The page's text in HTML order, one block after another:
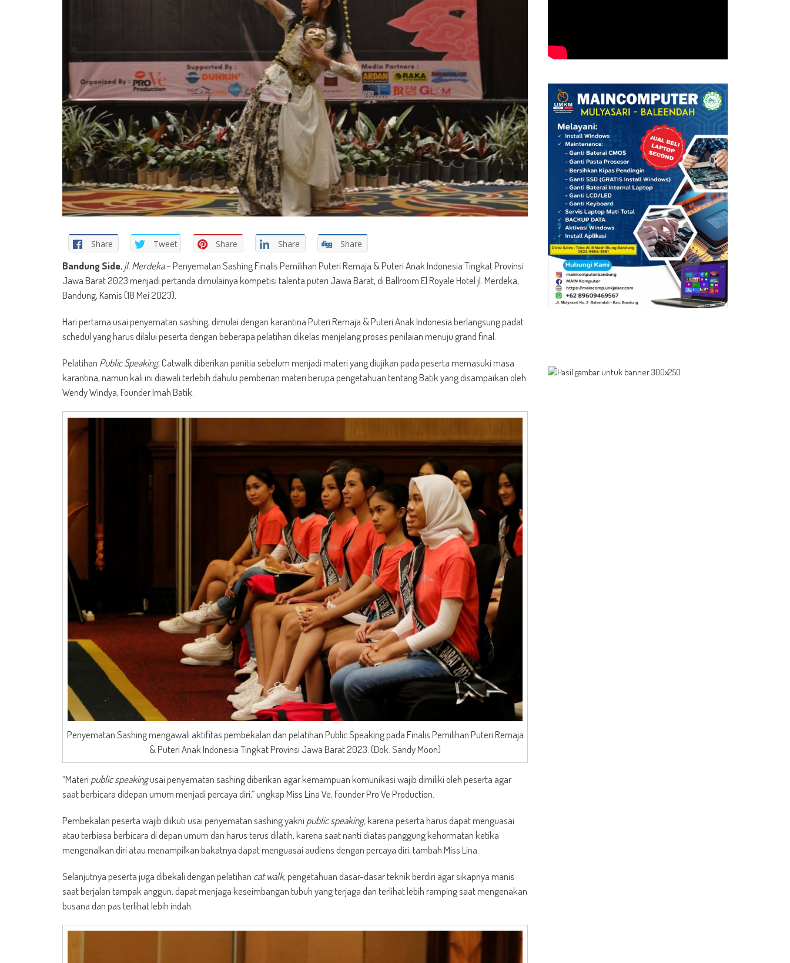
Share Tweet Share Share Share
Bandung Side, jl. Merdeka– Penyematan Sashing Finalis Pemilihan Puteri Remaja & Puteri Anak Indonesia Tingkat Provinsi
Jawa Barat 2023 menjadi pertanda dimulainya kompetisi talenta puteri Jawa Barat, di Ballroom El Royale Hotel jl. Merdeka,
Bandung, Kamis (18 Mei 2023).
Hari pertama usai penyematan sashing, dimulai dengan karantina Puteri Remaja & Puteri Anak Indonesia berlangsung padat
schedul yang harus dilalui peserta dengan beberapa pelatihan dikelas menjelang proses penilaian menuju grand final.
Pelatihan Public Speaking, Catwalk diberikan panitia sebelum menjadi materi yang diujikan pada peserta memasuki masa
karantina, namun kali ini diawali terlebih dahulu pemberian materi berupa pengetahuan tentang Batik yang disampaikan oleh
Wendy Windya, Founder Imah Batik.
Penyematan Sashing mengawali aktifitas pembekalan dan pelatihan Public Speaking pada Finalis Pemilihan Puteri Remaja
& Puteri Anak Indonesia Tingkat Provinsi Jawa Barat 2023. (Dok. Sandy Moon)
“Materipublic speakingusai penyematan sashing diberikan agar kemampuan komunikasi wajib dimiliki oleh peserta agar
saat berbicara didepan umum menjadi percaya diri,” ungkap Miss Lina Ve, Founder Pro Ve Production.
Pembekalan peserta wajib diikuti usai penyematan sashing yaknipublic speaking,karena peserta harus dapat menguasai
atau terbiasa berbicara di depan umum dan harus terus dilatih, karena saat nanti diatas panggung kehormatan ketika
mengenalkan diri atau menampilkan bakatnya dapat menguasai audiens dengan percaya diri, tambah Miss Lina.
Selanjutnya peserta juga dibekali dengan pelatihan cat walk, pengetahuan dasar-dasar teknik berdiri agar sikapnya manis
saat berjalan tampak anggun, dapat menjaga keseimbangan tubuh yang terjaga dan terlihat lebih ramping saat mengenakan
busana dan pas terlihat lebih indah.